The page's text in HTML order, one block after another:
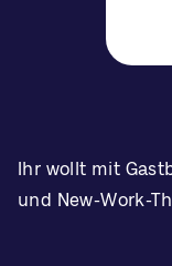
Ihr wollt mit
und New-Work-